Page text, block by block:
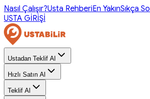
Nasıl Çalışır?Usta RehberiEn YakınSıkça
USTA GİRİŞİ
Ustadan Teklif Al
Hızlı Satın Al
Teklif Al